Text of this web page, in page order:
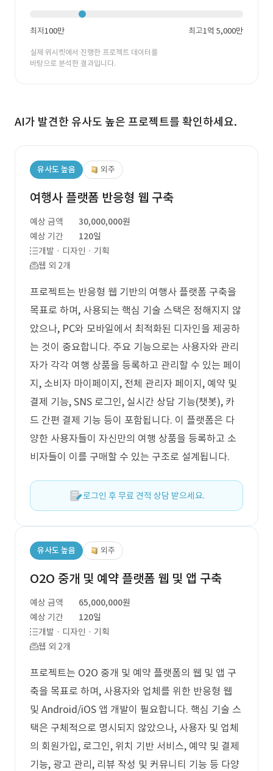
최저100만 최고1억 5,000만
실제 위시켓에서 진행한 프로젝트 데이터를
바탕으로 분석한 결과입니다.
AI가 발견한 유사도 높은 프로젝트를 확인하세요.
유사도 높음 외주
여행사 플랫폼 반응형 웹 구축
예상 금액
30,000,000원
예상 기간
120일
개발 · 디자인 · 기획
웹 외 2개
프로젝트는 반응형 웹 기반의 여행사 플랫폼 구축을
목표로 하며, 사용되는 핵심 기술 스택은 정해지지 않
았으나, PC와 모바일에서 최적화된 디자인을 제공하
는 것이 중요합니다. 주요 기능으로는 사용자와 관리
자가 각각 여행 상품을 등록하고 관리할 수 있는 페이
지, 소비자 마이페이지, 전체 관리자 페이지, 예약 및
결제 기능, SNS 로그인, 실시간 상담 기능(챗봇), 카
드 간편 결제 기능 등이 포함됩니다. 이 플랫폼은 다
양한 사용자들이 자신만의 여행 상품을 등록하고 소
비자들이 이를 구매할 수 있는 구조로 설계됩니다.
로그인 후 무료 견적 상담 받으세요.
유사도 높음 외주
O2O 중개 및 예약 플랫폼 웹 및 앱 구축
예상 금액
65,000,000원
예상 기간
120일
개발 · 디자인 · 기획
웹 외 2개
프로젝트는 O2O 중개 및 예약 플랫폼의 웹 및 앱 구
축을 목표로 하며, 사용자와 업체를 위한 반응형 웹
및 Android/iOS 앱 개발이 필요합니다. 핵심 기술 스
택은 구체적으로 명시되지 않았으나, 사용자 및 업체
의 회원가입, 로그인, 위치 기반 서비스, 예약 및 결제
기능, 광고 관리, 리뷰 작성 및 커뮤니티 기능 등 다양